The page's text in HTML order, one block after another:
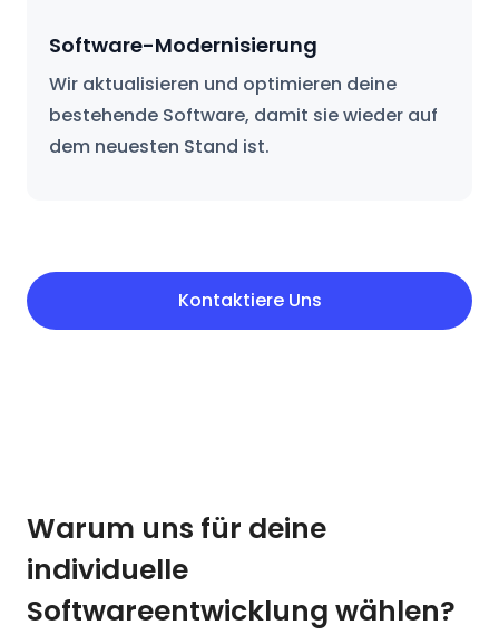
Software-Modernisierung
Wir aktualisieren und optimieren deine
bestehende Software, damit sie wieder auf
dem neuesten Stand ist.
Kontaktiere Uns
Warum uns für deine
individuelle
Softwareentwicklung wählen?